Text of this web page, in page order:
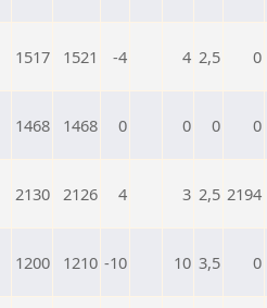
1517 1521 -4 4 2,5 0
1468 1468 0 0 0 0
2130 2126 4 3 2,5 2194
1200 1210 -10 10 3,5 0